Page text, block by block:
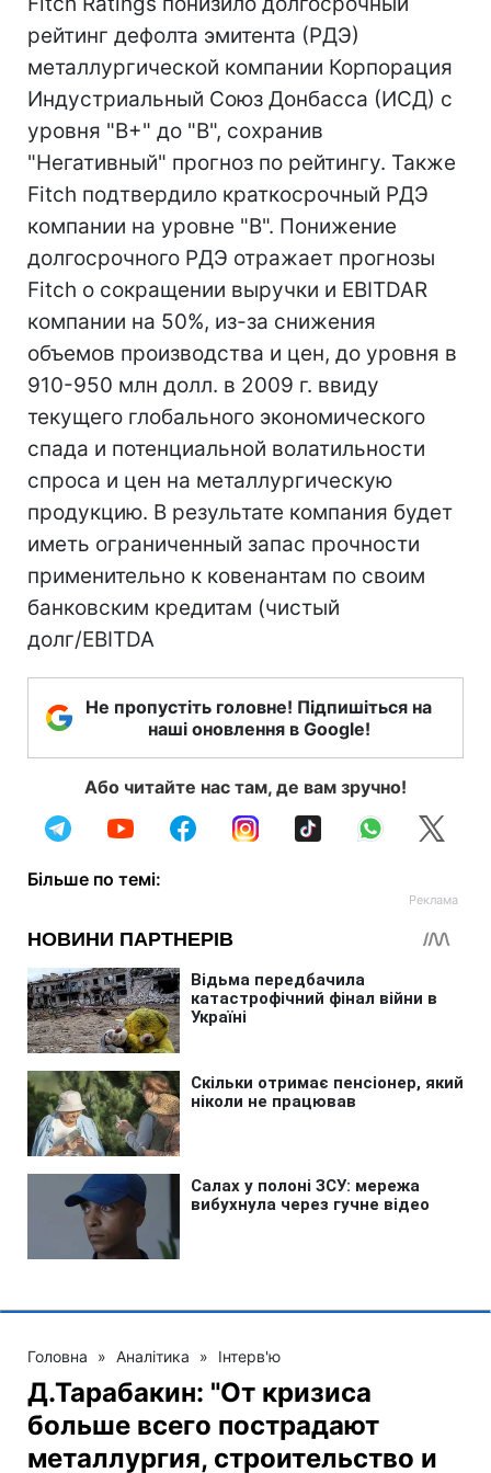
рейтинг дефолта эмитента (РДЭ)
металлургической компании Корпорация
Индустриальный Союз Донбасса (ИСД) с
уровня "B+" до "B", сохранив
"Негативный" прогноз по рейтингу. Также
Fitch подтвердило краткосрочный РДЭ
компании на уровне "B". Понижение
долгосрочного РДЭ отражает прогнозы
Fitch о сокращении выручки и EBITDAR
компании на 50%, из-за снижения
объемов производства и цен, до уровня в
910-950 млн долл. в 2009 г. ввиду
текущего глобального экономического
спада и потенциальной волатильности
спроса и цен на металлургическую
продукцию. В результате компания будет
иметь ограниченный запас прочности
применительно к ковенантам по своим
банковским кредитам (чистый
долг/EBITDA
Не пропустіть головне! Підпишіться на
наші оновлення в Google!
Або читайте нас там, де вам зручно!
Більше по темі:
Головна » Аналітика » Інтерв'ю
Д.Тарабакин: "От кризиса
больше всего пострадают
металлургия, строительство и